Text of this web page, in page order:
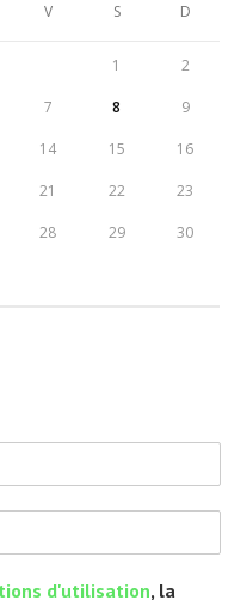
V S D
1 2
7 8 9
14 15 16
21 22 23
28 29 30
d'utilisation, la